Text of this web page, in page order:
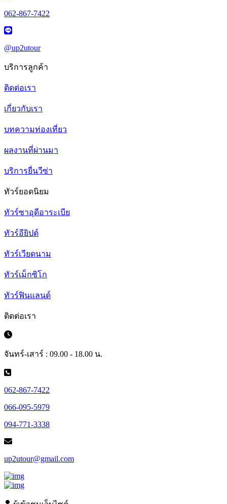
062-867-7422
@up2utour
บริการลูกค้า
ติดต่อเรา
เกี่ยวกับเรา
บทความท่องเที่ยว
ผลงานที่ผ่านมา
บริการยื่นวีซ่า
ทัวร์ยอดนิยม
ทัวร์ซาอุดีอาระเบีย
ทัวร์อียิปต์
ทัวร์เวียดนาม
ทัวร์เม็กซิโก
ทัวร์ฟินแลนด์
ติดต่อเรา
จันทร์-เสาร์ : 09.00 - 18.00 น.
062-867-7422
066-095-5979
094-771-3338
up2utour@gmail.com